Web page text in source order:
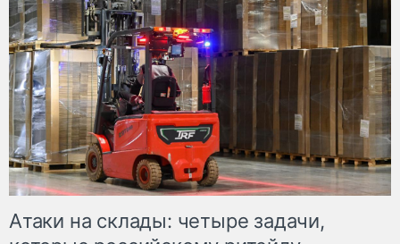
Атаки на склады: четыре задачи,